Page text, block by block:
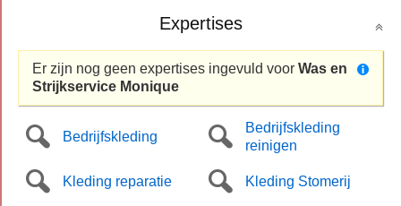
Expertises
Er zijn nog geen expertises ingevuld voor Was en
Strijkservice Monique
Bedrijfskleding
Bedrijfskleding
reinigen
Kleding reparatie Kleding Stomerij